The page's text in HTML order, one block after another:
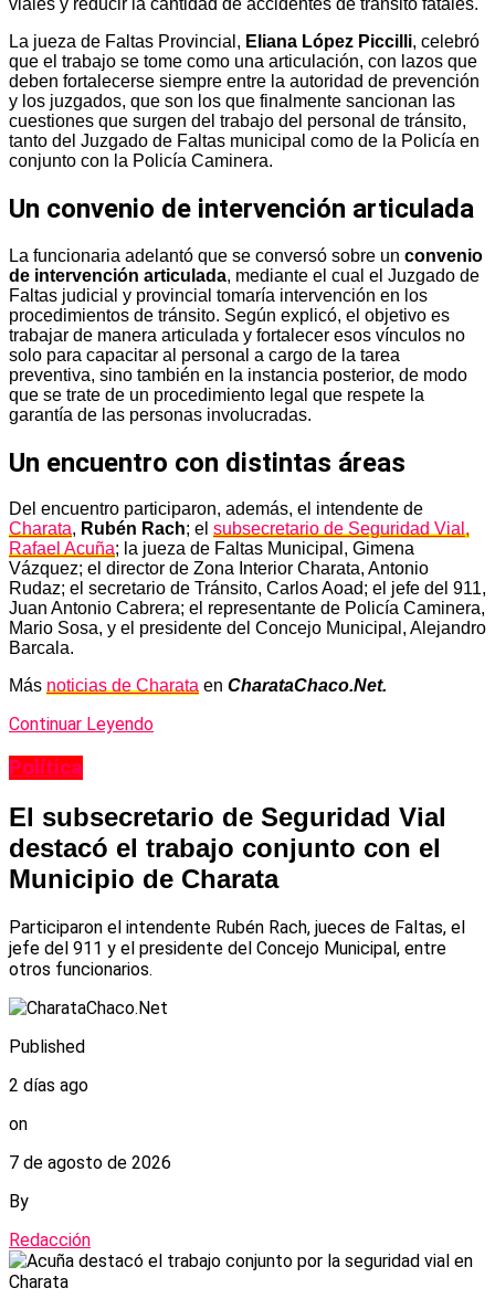
La jueza de Faltas Provincial, Eliana López Piccilli, celebró
que el trabajo se tome como una articulación, con lazos que
deben fortalecerse siempre entre la autoridad de prevención
y los juzgados, que son los que finalmente sancionan las
cuestiones que surgen del trabajo del personal de tránsito,
tanto del Juzgado de Faltas municipal como de la Policía en
conjunto con la Policía Caminera.
Un convenio de intervención articulada
La funcionaria adelantó que se conversó sobre un convenio
de intervención articulada, mediante el cual el Juzgado de
Faltas judicial y provincial tomaría intervención en los
procedimientos de tránsito. Según explicó, el objetivo es
trabajar de manera articulada y fortalecer esos vínculos no
solo para capacitar al personal a cargo de la tarea
preventiva, sino también en la instancia posterior, de modo
que se trate de un procedimiento legal que respete la
garantía de las personas involucradas.
Un encuentro con distintas áreas
Del encuentro participaron, además, el intendente de
Charata, Rubén Rach; el subsecretario de Seguridad Vial,
Rafael Acuña; la jueza de Faltas Municipal, Gimena
Vázquez; el director de Zona Interior Charata, Antonio
Rudaz; el secretario de Tránsito, Carlos Aoad; el jefe del 911,
Juan Antonio Cabrera; el representante de Policía Caminera,
Mario Sosa, y el presidente del Concejo Municipal, Alejandro
Barcala.
Más noticias de Charata en CharataChaco.Net.
Continuar Leyendo
Política
El subsecretario de Seguridad Vial
destacó el trabajo conjunto con el
Municipio de Charata
Participaron el intendente Rubén Rach, jueces de Faltas, el
jefe del 911 y el presidente del Concejo Municipal, entre
otros funcionarios.
Published
2 días ago
on
7 de agosto de 2026
By
Redacción